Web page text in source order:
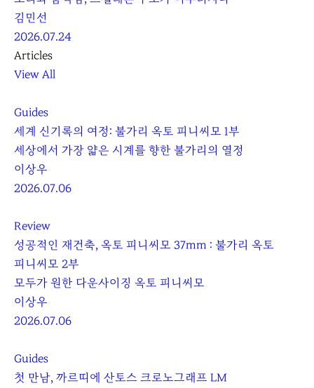
김민선
2026.07.24
Articles
View All
Guides
세계 신기록의 여정: 불가리 옥토 피니씨모 1부
세상에서 가장 얇은 시계를 향한 불가리의 열정
이상우
2026.07.06
Review
성공적인 재건축, 옥토 피니씨모 37mm : 불가리 옥토
피니씨모 2부
모두가 원한 다운사이징 옥토 피니씨모
이상우
2026.07.06
Guides
첫 만남, 까르띠에 산토스 크로노그래프 LM